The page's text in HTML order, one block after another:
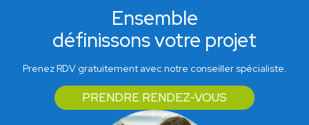
Ensemble
définissons votre projet
Prenez RDV gratuitement avec notre conseiller spécialiste.
PRENDRE RENDEZ-VOUS